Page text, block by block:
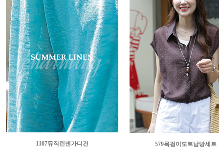
1107뮤직린넨가디건
579목걸이도트남방세트